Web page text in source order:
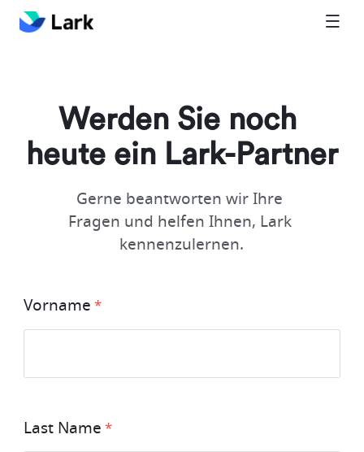
Werden Sie noch
heute ein Lark-Partner
Gerne beantworten wir Ihre
Fragen und helfen Ihnen, Lark
kennenzulernen.
Vorname
Last Name